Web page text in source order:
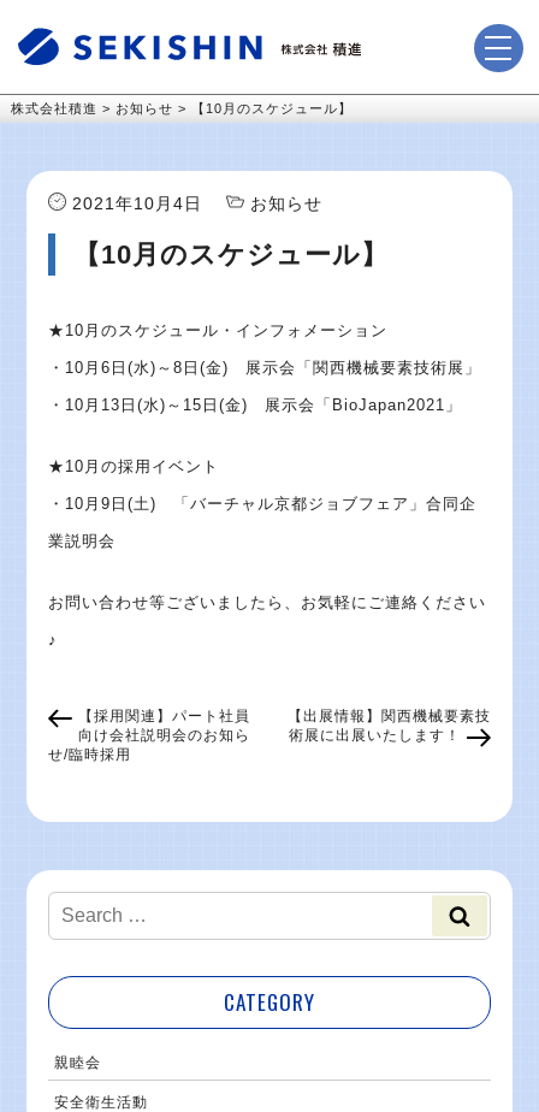
株式会社積進 > お知らせ > 【10月のスケジュール】
2021年10月4日 お知らせ
【10月のスケジュール】
★10月のスケジュール・インフォメーション
・10月6日(水)～8日(金) 展示会「関西機械要素技術展」
・10月13日(水)～15日(金) 展示会「BioJapan2021」
★10月の採用イベント
・10月9日(土) 「バーチャル京都ジョブフェア」合同企
業説明会
お問い合わせ等ございましたら、お気軽にご連絡ください
♪
【採用関連】パート社員
向け会社説明会のお知ら
せ/臨時採用
【出展情報】関西機械要素技
術展に出展いたします！
CATEGORY
親睦会
安全衛生活動